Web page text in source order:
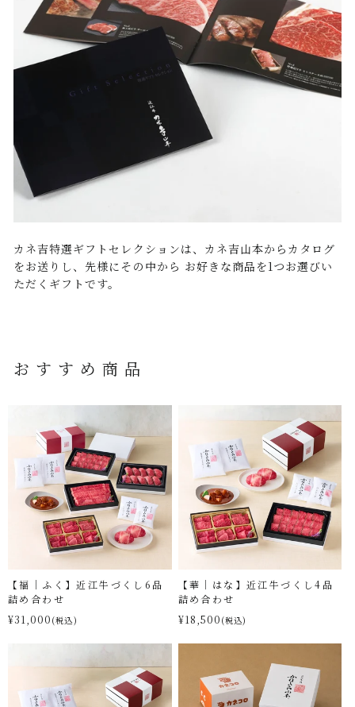
カネ吉特選ギフトセレクションは、カネ吉山本からカタログ
をお送りし、先様にその中から お好きな商品を1つお選びい
ただくギフトです。
おすすめ商品
【福｜ふく】近江牛づくし6品
詰め合わせ
¥31,000 (税込)
【華｜はな】近江牛づくし4品
詰め合わせ
¥18,500 (税込)